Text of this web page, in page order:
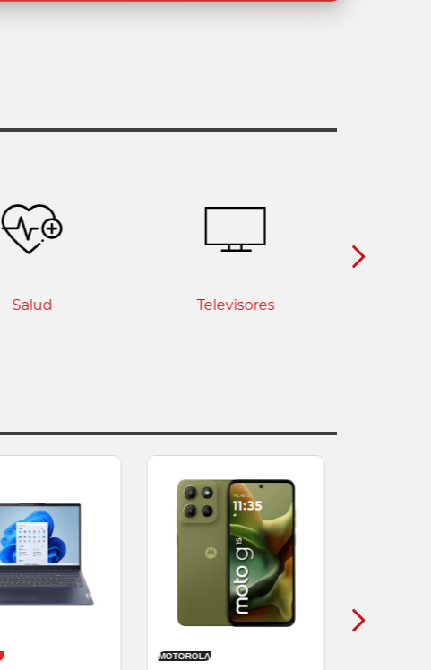
Salud Televisores
MOTOROLA